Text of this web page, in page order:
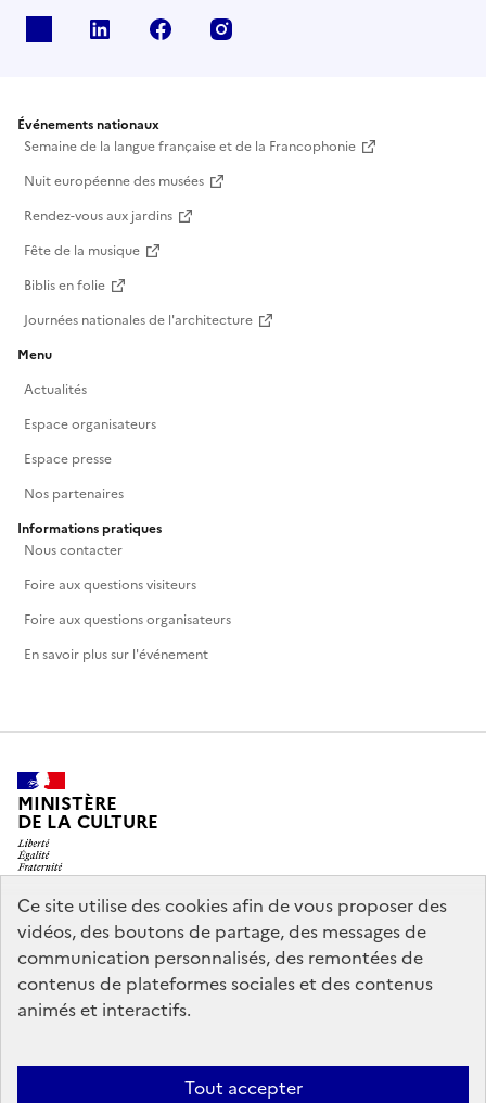
Ce site utilise des cookies afin de vous proposer des
vidéos, des boutons de partage, des messages de
communication personnalisés, des remontées de
contenus de plateformes sociales et des contenus
animés et interactifs.
Tout accepter
Linkedin Facebook
Événements nationaux
Semaine de la langue française et de la Francophonie
Nuit européenne des musées
Rendez-vous aux jardins
Fête de la musique
Biblis en folie
Journées nationales de l'architecture
Menu
Actualités
Espace organisateurs
Espace presse
Nos partenaires
Informations pratiques
Nous contacter
Foire aux questions visiteurs
Foire aux questions organisateurs
En savoir plus sur l'événement
MINISTÈRE
DE LA CULTURE
legifrance.gouv.fr
info.gouv.fr
service-public.gouv.fr
data.gouv.fr
Mentions légales